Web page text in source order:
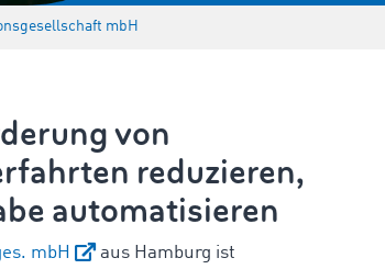
mbH
von
reduzieren,
automatisieren
mbH
aus Hamburg ist